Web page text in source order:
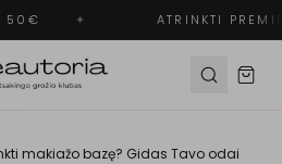
50€ ✦ ATRINKTI
makiažo bazę? Gidas Tavo odai